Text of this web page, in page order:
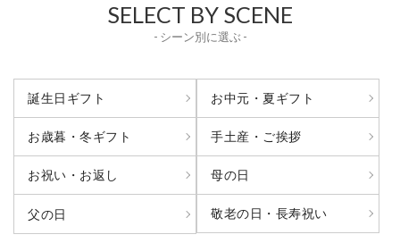
SELECT BY SCENE
- シーン別に選ぶ -
誕生日ギフト お中元・夏ギフト
お歳暮・冬ギフト 手土産・ご挨拶
お祝い・お返し 母の日
父の日 敬老の日・長寿祝い